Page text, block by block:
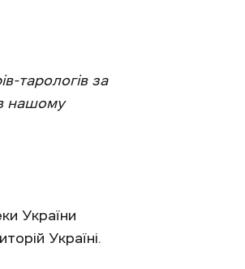
тарологів за
нашому
України
Україні.